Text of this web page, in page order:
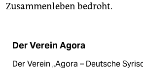
Zusammenleben bedroht.
Der Verein Agora
Der Verein „Agora – Deutsche